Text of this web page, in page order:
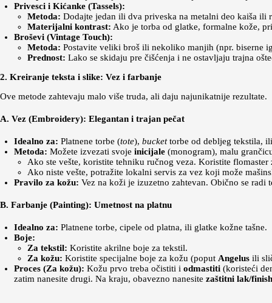
Privesci i Kićanke (Tassels):
Metoda: Dodajte jedan ili dva priveska na metalni deo kaiša
Materijalni kontrast: Ako je torba od glatke, formalne kože,
Broševi (Vintage Touch):
Metoda: Postavite veliki broš ili nekoliko manjih (npr. biserne
Prednost: Lako se skidaju pre čišćenja i ne ostavljaju trajna
2. Kreiranje teksta i slike: Vez i farbanje
Ove metode zahtevaju malo više truda, ali daju najunikatnije rezultate.
A. Vez (Embroidery): Elegantan i trajan pečat
Idealno za: Platnene torbe (tote), buckettorbe od debljeg tekstila,
Metoda: Možete izvezati svoje inicijale(monogram), malu
Ako ste vešte, koristite tehniku ručnog veza. Koristite
Ako niste vešte, potražite lokalni servis za vez koji može
Pravilo za kožu: Vez na koži je izuzetno zahtevan. Obično se
B. Farbanje (Painting): Umetnost na platnu
Idealno za: Platnene torbe, cipele od platna, ili glatke kožne tašne.
Boje:
Za tekstil: Koristite akrilne boje za tekstil.
Za kožu: Koristite specijalne boje za kožu (poput Angelus ili
Proces (Za kožu): Kožu prvo treba očistiti i odmastiti(koristeći
zatim nanesite drugi. Na kraju, obavezno nanesite zaštitni lak/finish